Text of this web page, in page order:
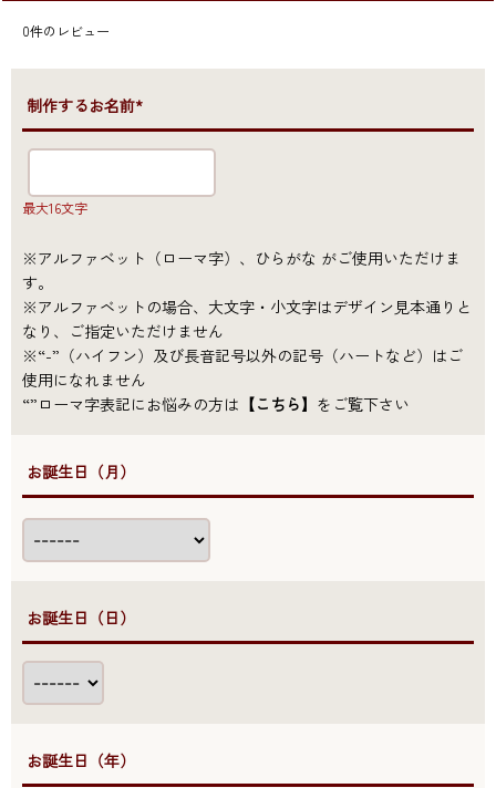
0件のレビュー
●制作するお名前*
最大16文字
※アルファベット（ローマ字）、ひらがな がご使用いただけま
す。
※アルファベットの場合、大文字・小文字はデザイン見本通りと
なり、ご指定いただけません
※“-”（ハイフン）及び長音記号以外の記号（ハートなど）はご
使用になれません
“”ローマ字表記にお悩みの方は 【こちら】 をご覧下さい
●お誕生日（月）
●お誕生日（日）
●お誕生日（年）